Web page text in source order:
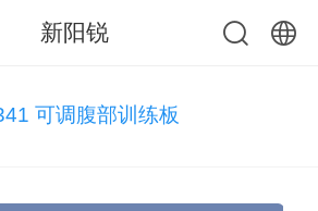
新阳锐
可调腹部训练板